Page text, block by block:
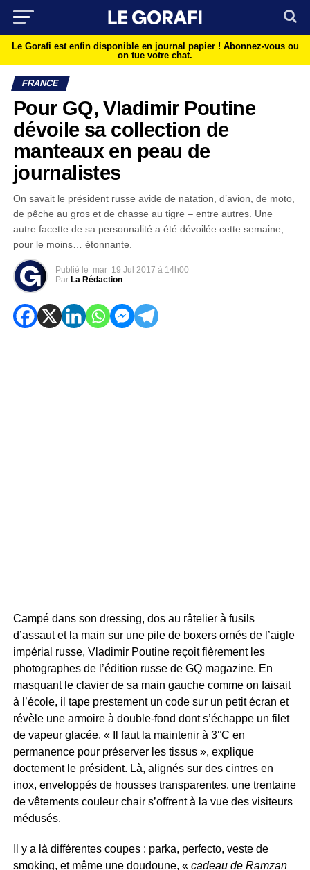
Le Gorafi est enfin disponible en journal papier ! Abonnez-vous ou
on tue votre chat.
FRANCE
Pour GQ, Vladimir Poutine
dévoile sa collection de
manteaux en peau de
journalistes
On savait le président russe avide de natation, d’avion, de moto,
de pêche au gros et de chasse au tigre – entre autres. Une
autre facette de sa personnalité a été dévoilée cette semaine,
pour le moins… étonnante.
Publié le mar 19 Jul 2017 à 14h00
Par La Rédaction
Campé dans son dressing, dos au râtelier à fusils
d’assaut et la main sur une pile de boxers ornés de l’aigle
impérial russe, Vladimir Poutine reçoit fièrement les
photographes de l’édition russe de GQ magazine. En
masquant le clavier de sa main gauche comme on faisait
à l’école, il tape prestement un code sur un petit écran et
révèle une armoire à double-fond dont s’échappe un filet
de vapeur glacée. « Il faut la maintenir à 3°C en
permanence pour préserver les tissus », explique
doctement le président. Là, alignés sur des cintres en
inox, enveloppés de housses transparentes, une trentaine
de vêtements couleur chair s’offrent à la vue des visiteurs
médusés.
Il y a là différentes coupes : parka, perfecto, veste de
smoking, et même une doudoune, « cadeau de Ramzan